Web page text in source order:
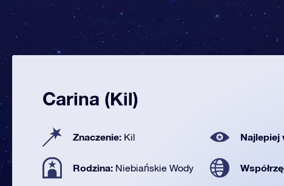
Carina (Kil)
Znaczenie: Kil Najlepiej
Rodzina: Niebiańskie Wody